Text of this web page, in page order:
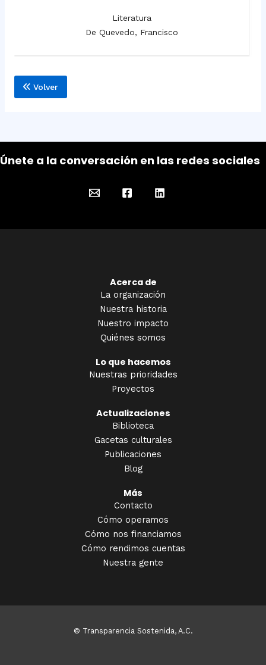
Literatura
De Quevedo, Francisco
Volver
Únete a la conversación en las redes sociales
Acerca de
La organización
Nuestra historia
Nuestro impacto
Quiénes somos
Lo que hacemos
Nuestras prioridades
Proyectos
Actualizaciones
Biblioteca
Gacetas culturales
Publicaciones
Blog
Más
Contacto
Cómo operamos
Cómo nos financiamos
Cómo rendimos cuentas
Nuestra gente
© Transparencia Sostenida, A.C.